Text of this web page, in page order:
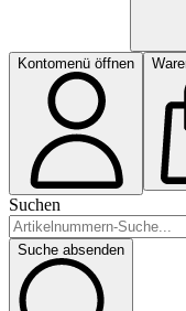
Kontomenü öffnen
Suchen
Suche absenden